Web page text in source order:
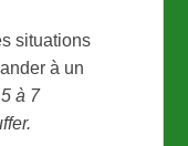
situations
à un
à 7